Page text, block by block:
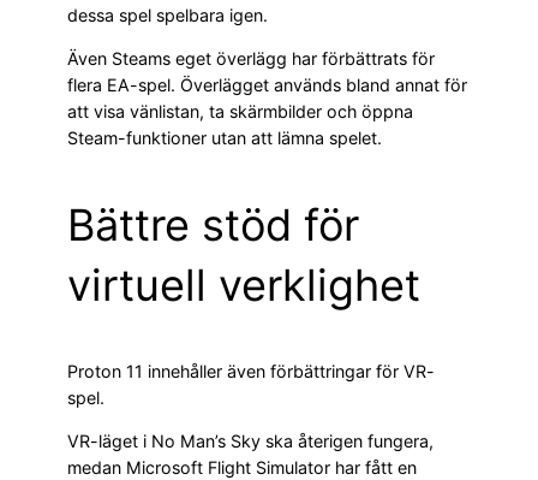
dessa spel spelbara igen.
Även Steams eget överlägg har förbättrats för
flera EA-spel. Överlägget används bland annat för
att visa vänlistan, ta skärmbilder och öppna
Steam-funktioner utan att lämna spelet.
Bättre stöd för
virtuell verklighet
Proton 11 innehåller även förbättringar för VR-
spel.
VR-läget i No Man’s Sky ska återigen fungera,
medan Microsoft Flight Simulator har fått en